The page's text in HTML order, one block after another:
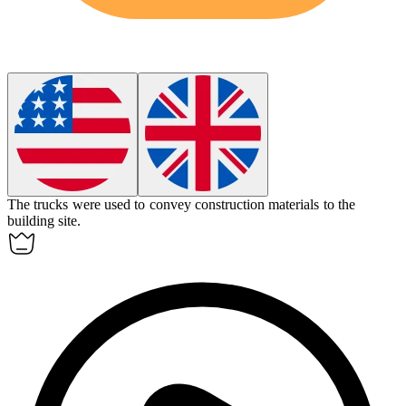
The trucks were used to convey construction materials to the
building site.